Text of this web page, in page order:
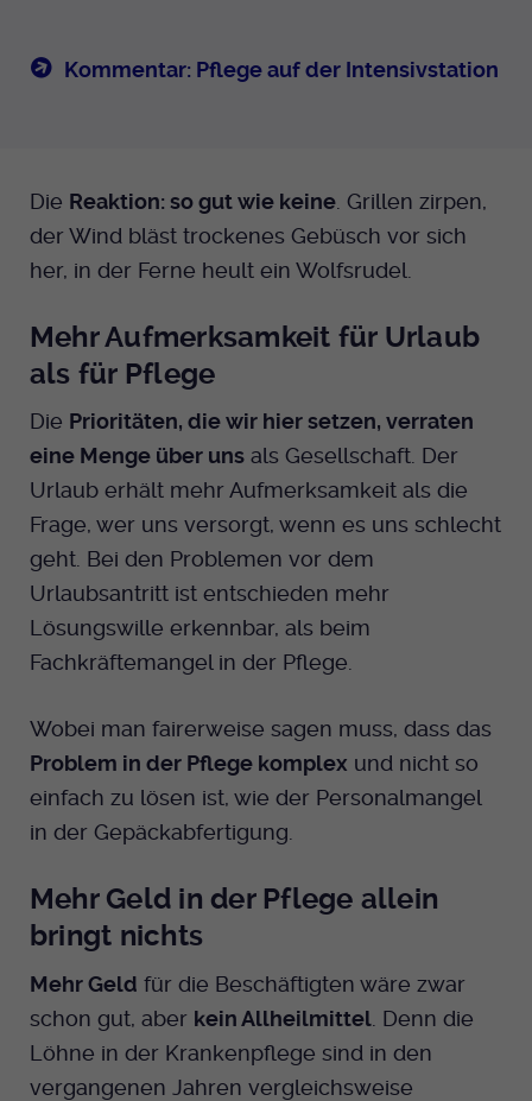
Kommentar: Pflege auf der Intensivstation
Die Reaktion: so gut wie keine . Grillen zirpen,
der Wind bläst trockenes Gebüsch vor sich
her, in der Ferne heult ein Wolfsrudel.
Mehr Aufmerksamkeit für Urlaub
als für Pflege
Die Prioritäten, die wir hier setzen, verraten
eine Menge über uns als Gesellschaft. Der
Urlaub erhält mehr Aufmerksamkeit als die
Frage, wer uns versorgt, wenn es uns schlecht
geht. Bei den Problemen vor dem
Urlaubsantritt ist entschieden mehr
Lösungswille erkennbar, als beim
Fachkräftemangel in der Pflege.
Wobei man fairerweise sagen muss, dass das
Problem in der Pflege komplex und nicht so
einfach zu lösen ist, wie der Personalmangel
in der Gepäckabfertigung.
Mehr Geld in der Pflege allein
bringt nichts
Mehr Geld für die Beschäftigten wäre zwar
schon gut, aber kein Allheilmittel . Denn die
Löhne in der Krankenpflege sind in den
vergangenen Jahren vergleichsweise